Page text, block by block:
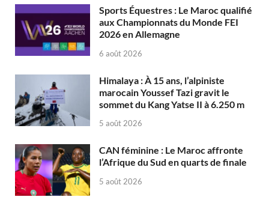
Sports Équestres : Le Maroc qualifié
aux Championnats du Monde FEI
2026 en Allemagne
6 août 2026
Himalaya : À 15 ans, l’alpiniste
marocain Youssef Tazi gravit le
sommet du Kang Yatse II à 6.250 m
5 août 2026
CAN féminine : Le Maroc affronte
l’Afrique du Sud en quarts de finale
5 août 2026